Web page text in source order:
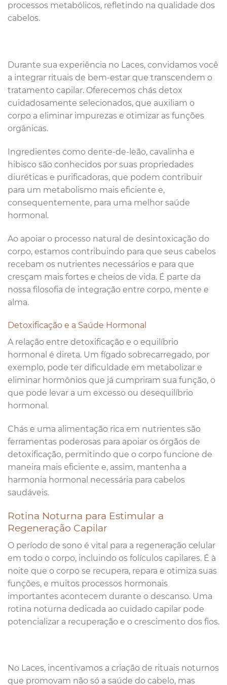
processos metabólicos, refletindo na qualidade dos
cabelos.
Durante sua experiência no Laces, convidamos você
a integrar rituais de bem-estar que transcendem o
tratamento capilar. Oferecemos chás detox
cuidadosamente selecionados, que auxiliam o
corpo a eliminar impurezas e otimizar as funções
orgânicas.
Ingredientes como dente-de-leão, cavalinha e
hibisco são conhecidos por suas propriedades
diuréticas e purificadoras, que podem contribuir
para um metabolismo mais eficiente e,
consequentemente, para uma melhor saúde
hormonal.
Ao apoiar o processo natural de desintoxicação do
corpo, estamos contribuindo para que seus cabelos
recebam os nutrientes necessários e para que
cresçam mais fortes e cheios de vida. É parte da
nossa filosofia de integração entre corpo, mente e
alma.
Detoxificação e a Saúde Hormonal
A relação entre detoxificação e o equilíbrio
hormonal é direta. Um fígado sobrecarregado, por
exemplo, pode ter dificuldade em metabolizar e
eliminar hormônios que já cumpriram sua função, o
que pode levar a um excesso ou desequilíbrio
hormonal.
Chás e uma alimentação rica em nutrientes são
ferramentas poderosas para apoiar os órgãos de
detoxificação, permitindo que o corpo funcione de
maneira mais eficiente e, assim, mantenha a
harmonia hormonal necessária para cabelos
saudáveis.
Rotina Noturna para Estimular a
Regeneração Capilar
O período de sono é vital para a regeneração celular
em todo o corpo, incluindo os folículos capilares. É à
noite que o corpo se recupera, repara e otimiza suas
funções, e muitos processos hormonais
importantes acontecem durante o descanso. Uma
rotina noturna dedicada ao cuidado capilar pode
potencializar a recuperação e o crescimento dos fios.
No Laces, incentivamos a criação de rituais noturnos
que promovam não só a saúde do cabelo, mas